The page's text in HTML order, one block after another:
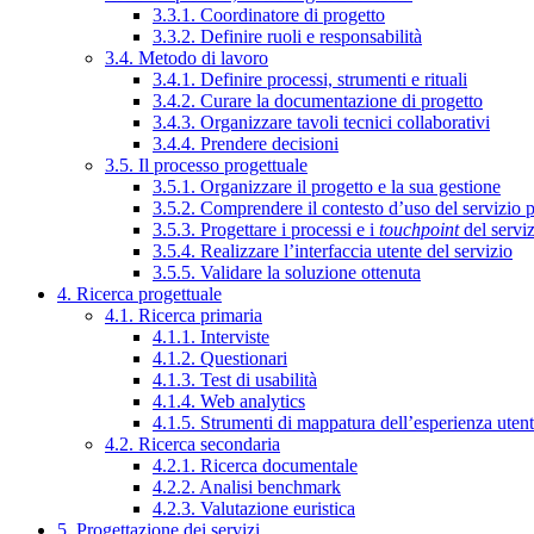
3.3.1. Coordinatore di progetto
3.3.2. Definire ruoli e responsabilità
3.4. Metodo di lavoro
3.4.1. Definire processi, strumenti e rituali
3.4.2. Curare la documentazione di progetto
3.4.3. Organizzare tavoli tecnici collaborativi
3.4.4. Prendere decisioni
3.5. Il processo progettuale
3.5.1. Organizzare il progetto e la sua gestione
3.5.2. Comprendere il contesto d’uso del servizio
3.5.3. Progettare i processi e i touchpointdel
3.5.4. Realizzare l’interfaccia utente del servizio
3.5.5. Validare la soluzione ottenuta
4. Ricerca progettuale
4.1. Ricerca primaria
4.1.1. Interviste
4.1.2. Questionari
4.1.3. Test di usabilità
4.1.4. Web analytics
4.1.5. Strumenti di mappatura dell’esperienza
4.2. Ricerca secondaria
4.2.1. Ricerca documentale
4.2.2. Analisi benchmark
4.2.3. Valutazione euristica
5. Progettazione dei servizi